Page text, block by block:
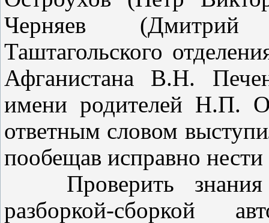
Черняев (Дмитрий
Таштагольского
Афганистана В.Н.
имени родителей Н.П.
ответным словом
пообещав исправно нести
Проверить знания
разборкой-сборкой